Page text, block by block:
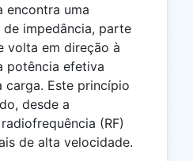
encontra uma
impedância, parte
volta em direção à
potência efetiva
carga. Este princípio
desde a
(RF)
de alta velocidade.